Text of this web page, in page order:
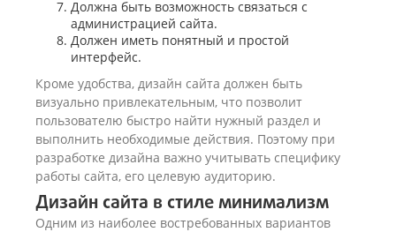
Должна быть возможность связаться с
администрацией сайта.
Должен иметь понятный и простой
интерфейс.
Кроме удобства, дизайн сайта должен быть
визуально привлекательным, что позволит
пользователю быстро найти нужный раздел и
выполнить необходимые действия. Поэтому при
разработке дизайна важно учитывать специфику
работы сайта, его целевую аудиторию.
Дизайн сайта в стиле минимализм
Одним из наиболее востребованных вариантов